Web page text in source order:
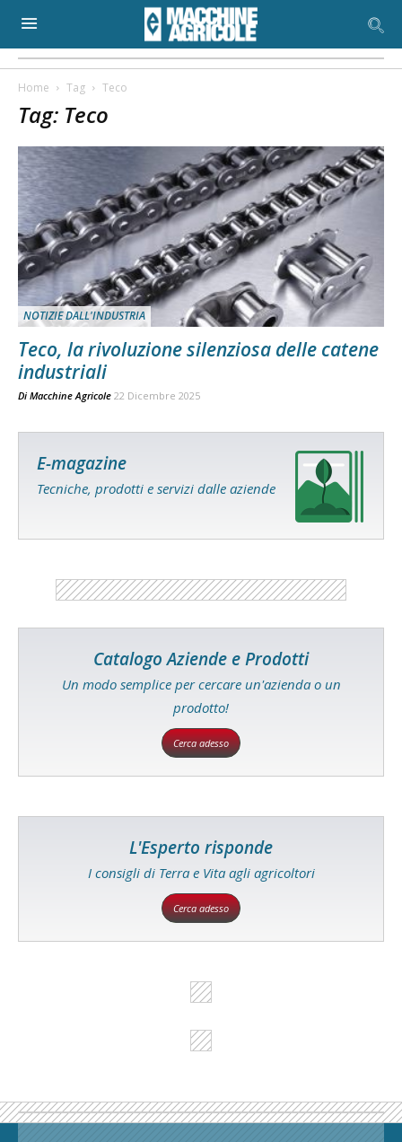
Home Tag Teco
Tag: Teco
NOTIZIE DALL'INDUSTRIA
Teco, la rivoluzione silenziosa delle catene
industriali
Di Macchine Agricole 22 Dicembre 2025
E-magazine
Tecniche, prodotti e servizi dalle aziende
Catalogo Aziende e Prodotti
Un modo semplice per cercare un'azienda o un
prodotto!
Cerca adesso
L'Esperto risponde
I consigli di Terra e Vita agli agricoltori
Cerca adesso